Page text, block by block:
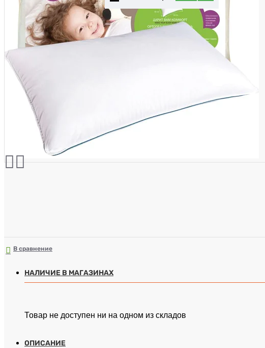
В сравнение
НАЛИЧИЕ В МАГАЗИНАХ
Товар не доступен ни на одном из складов
ОПИСАНИЕ